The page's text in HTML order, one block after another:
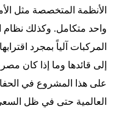
الأنظمة المتخصصة مثل
واحد متكامل. وكذلك نظام
المركبات آلياً بمجرد
إلى قائدها وما إذا كان
على هذا المشروع في
العالمية حتى في ظل